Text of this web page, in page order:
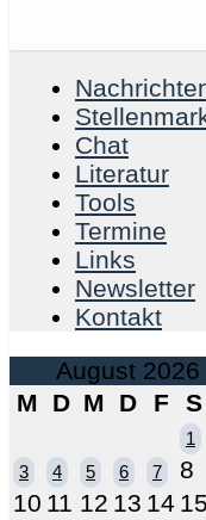
Chat
Literatur
Tools
Termine
Links
Newsletter
Kontakt
August 2026
M
D M D F S
1
3 4 5 6 7 8
10 11 12 13 14 15